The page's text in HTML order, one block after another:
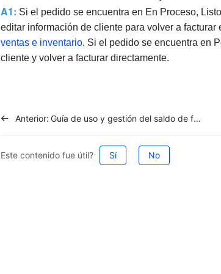
A1: Si el pedido se encuentra en En Proceso,
editar información de cliente para volver a
ventas e inventario. Si el pedido se encuentra en
cliente y volver a facturar directamente.
Anterior: Guía de uso y gestión del saldo de facturación en México
Este contenido fue útil? Sí No